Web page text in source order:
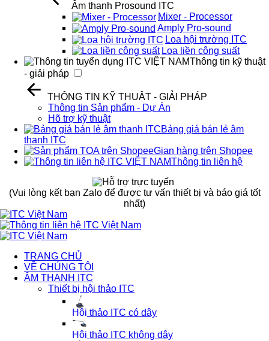
Âm thanh Prosound ITC
Mixer - Processor
Amply Pro-sound
Loa hội trường ITC
Loa liền công suất
Thông tin kỹ thuật
- giải pháp
THÔNG TIN KỸ THUẬT - GIẢI PHÁP
Thông tin Sản phẩm - Dự Án
Hõ trợ kỹ thuật
Bảng giá bán lẻ âm
thanh ITC
Gian hàng trên Shopee
Thông tin liên hệ
(Vui lòng kết bạn Zalo để được tư vấn thiết bị và báo giá tốt
nhất)
TRANG CHỦ
VỀ CHÚNG TÔI
ÂM THANH ITC
Thiết bị hội thảo ITC
Hội thảo ITC có dây
Hội thảo ITC không dây